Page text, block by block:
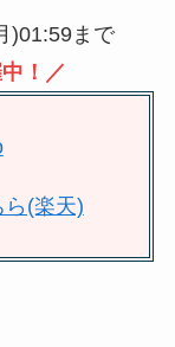
)01:59まで
！／
(楽天)